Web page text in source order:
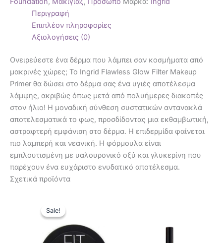
Περιγραφή
Επιπλέον πληροφορίες
Αξιολογήσεις (0)
Ονειρεύεστε ένα δέρμα που λάμπει σαν κοσμήματα από
μακρινές χώρες; Το Ingrid Flawless Glow Filter Makeup
Primer θα δώσει στο δέρμα σας ένα υγιές αποτέλεσμα
λάμψης, ακριβώς όπως μετά από πολυήμερες διακοπές
στον ήλιο! Η μοναδική σύνθεση συστατικών αντανακλά
αποτελεσματικά το φως, προσδίδοντας μια εκθαμβωτική,
αστραφτερή εμφάνιση στο δέρμα. Η επιδερμίδα φαίνεται
πιο λαμπερή και νεανική. Η φόρμουλα είναι
εμπλουτισμένη με υαλουρονικό οξύ και γλυκερίνη που
παρέχουν ένα ευχάριστο ενυδατικό αποτέλεσμα.
Σχετικά προϊόντα
Sale!
Sale!
8,90 €.
6,90 €.
έχει